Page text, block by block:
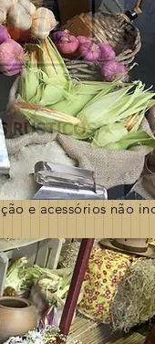
e acessórios não